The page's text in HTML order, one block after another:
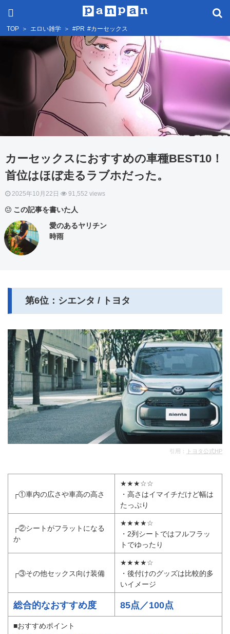
TOP ＞ エロい雑学 ＞ #PR #カーセックス
カーセックスにおすすめの車種BEST10！
首位はほぼ走るラブホだった。
2025年10月22日 91,552 views
この記事を書いた人
愛のあるヤリチン
時雨
第6位：シエンタ / トヨタ
引用： トヨタ公式HP
┌①車内の広さや車高の高さ
★★★☆☆
・高さはイマイチだけど幅は
たっぷり
┌②シートがフラットになる
か
★★★★☆
・2列シートではフルフラッ
トでゆったり
┌③その他セックス向け装備
★★★★☆
・後付けのグッズは比較的多
いイメージ
総合的なおすすめ度 85点／100点
■おすすめポイント